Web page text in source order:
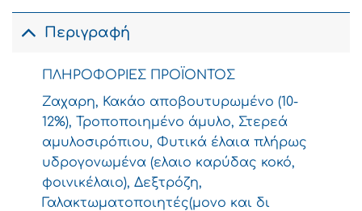
Περιγραφή
ΠΛΗΡΟΦΟΡΙΕΣ ΠΡΟΪΟΝΤΟΣ
Ζαχαρη, Κακάο αποβουτυρωμένο (10-
12%), Τροποποιημένο άμυλο, Στερεά
αμυλοσιρόπιου, Φυτικά έλαια πλήρως
υδρογονωμένα (ελαιο καρύδας κοκό,
φοινικέλαιο), Δεξτρόζη,
Γαλακτωματοποιητές(μονο και δι